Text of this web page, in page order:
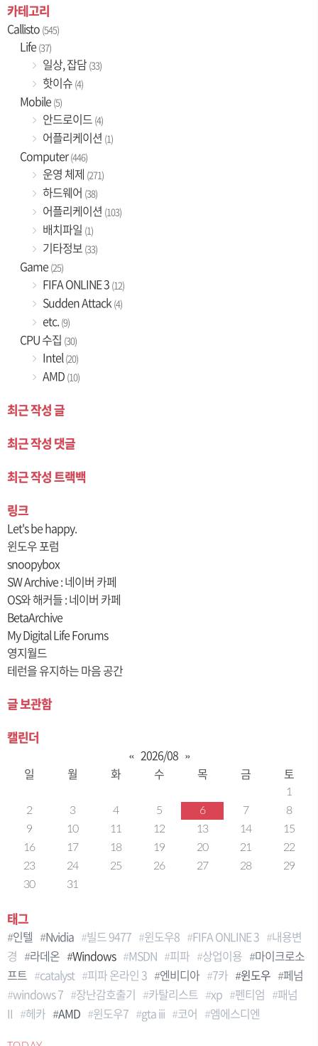
카테고리
Callisto (545)
Life (37)
일상, 잡담 (33)
핫이슈 (4)
Mobile (5)
안드로이드 (4)
어플리케이션 (1)
Computer(446)
운영 체제 (271)
하드웨어 (38)
어플리케이션 (103)
배치파일 (1)
기타정보 (33)
Game (25)
FIFA ONLINE 3 (12)
Sudden Attack (4)
etc. (9)
CPU 수집 (30)
Intel(20)
AMD (10)
최근 작성 글
최근 작성 댓글
최근 작성 트랙백
링크
Let's be happy.
윈도우 포럼
snoopybox
SW Archive : 네이버 카페
OS와 해커들 : 네이버 카페
BetaArchive
My Digital Life Forums
영지월드
테런을 유지하는 마음 공간
글 보관함
캘린더
« 2026/08 »
일
월 화 수 목 금 토
1
2
3 4 5 6 7
8
9
10 11 12 13 14
15
16
17 18 19 20 21
22
23
24 25 26 27 28
29
30
31
태그
인텔 Nvidia 빌드 9477 윈도우8 FIFA ONLINE 3
내용변
경
라데온 Windows MSDN 피파 상업이용
마이크로소
프트
catalyst 피파 온라인 3 엔비디아 7카 윈도우
페넘
windows 7
장난감호출기 카탈리스트 xp 펜티엄
패넘
II
헤카 AMD 윈도우7 gta iii 코어 엠에스디엔